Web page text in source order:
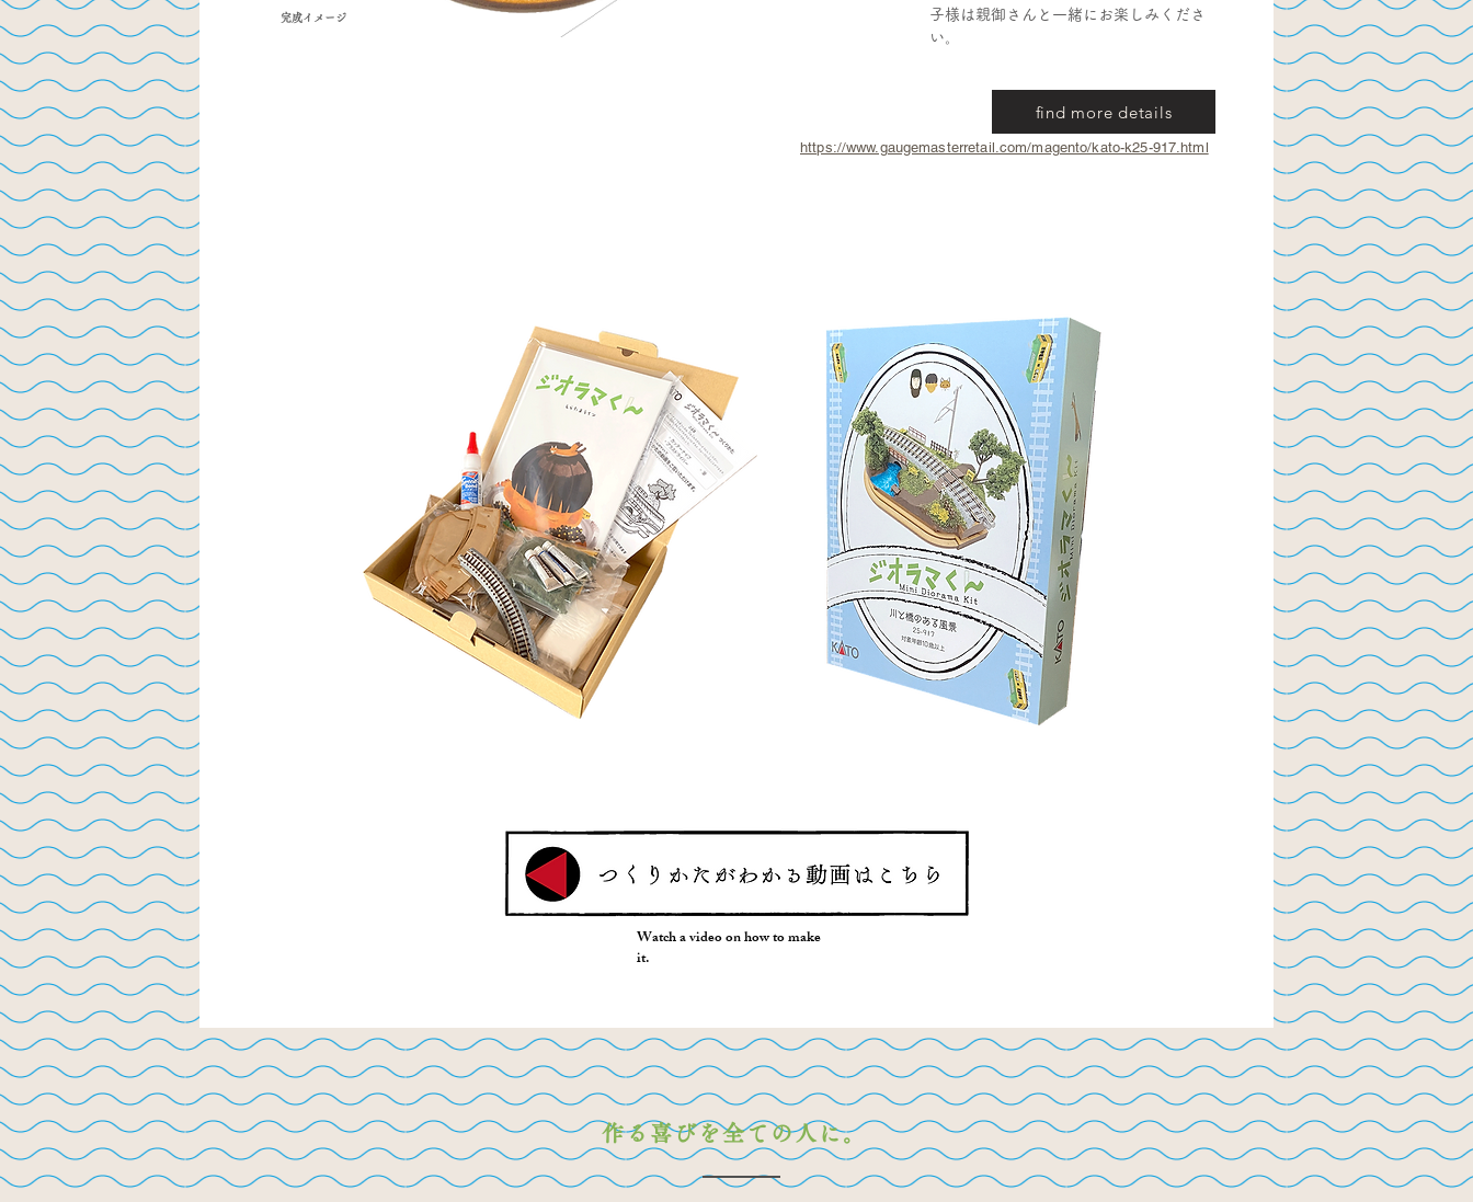
完成イメージ
子様は親御さんと一緒にお楽しみくださ
い。
find more details
https://www.gaugemasterretail.com/magento/kato-k25-917.html
Watch a video on how to make
it.
作る喜びを全ての人に。